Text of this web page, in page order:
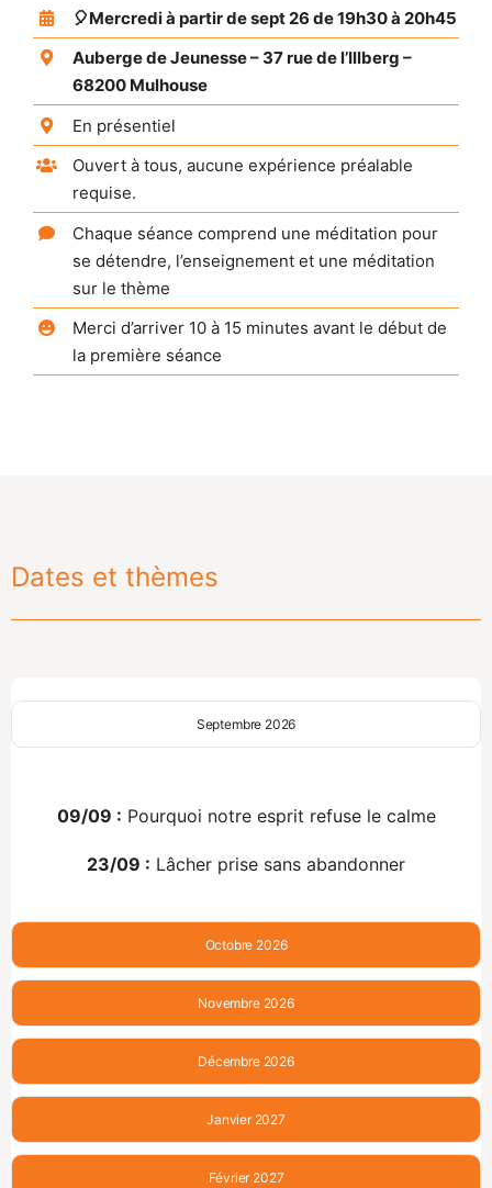
🎈Mercredi à partir de sept 26 de 19h30 à 20h45
Auberge de Jeunesse – 37 rue de l’Illberg –
68200 Mulhouse
En présentiel
Ouvert à tous, aucune expérience préalable
requise.
Chaque séance comprend une méditation pour
se détendre, l’enseignement et une méditation
sur le thème
Merci d’arriver 10 à 15 minutes avant le début de
la première séance
Dates et thèmes
Septembre 2026
09/09 : Pourquoi notre esprit refuse le calme
23/09 : Lâcher prise sans abandonner
Octobre 2026
Novembre 2026
Décembre 2026
Janvier 2027
Février 2027